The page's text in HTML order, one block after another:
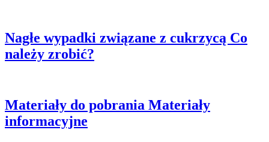
Nagłe wypadki związane z cukrzycą Co
należy zrobić?
Materiały do pobrania Materiały
informacyjne